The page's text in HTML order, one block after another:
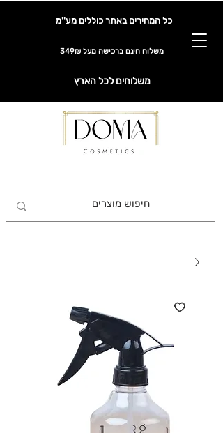
כל המחירים באתר כוללים מע''מ
משלוח חינם ברכישה מעל 349₪
משלוחים לכל הארץ